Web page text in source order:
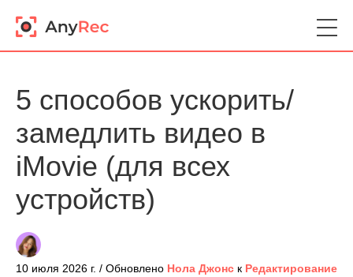
5 способов ускорить/
замедлить видео в
iMovie (для всех
устройств)
10 июля 2026 г. / Обновлено Нола Джонс к Редактирование